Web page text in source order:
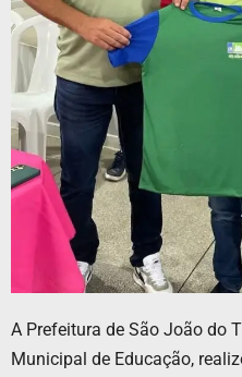
A Prefeitura de São João do
Municipal de Educação,